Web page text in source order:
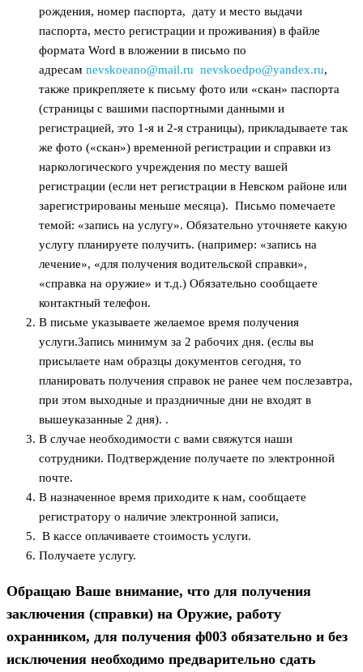
рождения, номер паспорта, дату и место выдачи
паспорта, место регистрации и проживания) в файле
формата Word в вложении в письмо по
адресам nevskoeano@mail.ru nevskoedpo@yandex.ru,
также прикрепляете к письму фото или «скан» паспорта
(страницы с вашими паспортными данными и
регистрацией, это 1-я и 2-я страницы), прикладываете так
же фото («скан») временной регистрации и справки из
наркологического учреждения по месту вашей
регистрации (если нет регистрации в Невском районе или
зарегистрированы меньше месяца). Письмо помечаете
темой: «запись на услугу». Обязательно уточняете какую
услугу планируете получить. (например: «запись на
лечение», «для получения водительской справки»,
«справка на оружие» и т.д.) Обязательно сообщаете
контактный телефон.
В письме указываете желаемое время получения
услуги.Запись минимум за 2 рабочих дня. (еслы вы
присылаете нам образцы документов сегодня, то
планировать получения справок не ранее чем послезавтра,
при этом выходные и праздничные дни не входят в
вышеуказанные 2 дня). .
В случае необходимости с вами свяжутся наши
сотрудники. Подтверждение получаете по электронной
почте.
В назначенное время приходите к нам, сообщаете
регистратору о наличие электронной записи,
В кассе оплачиваете стоимость услуги.
Получаете услугу.
Обращаю Ваше внимание, что для получения
заключения (справки) на Оружие, работу
охранником, для получения ф003 обязательно и без
исключения необходимо предварительно сдать